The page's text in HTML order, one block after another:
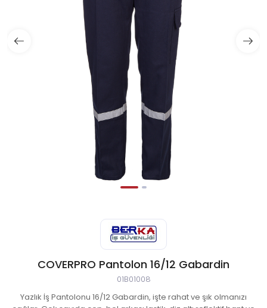
COVERPRO Pantolon 16/12 Gabardin
01B01008
Yazlık İş Pantolonu 16/12 Gabardin, işte rahat ve şık olmanızı